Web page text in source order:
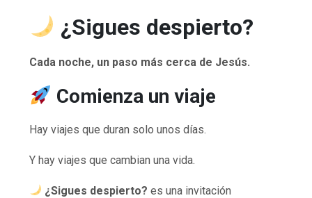
¿Sigues despierto?
Cada noche, un paso más cerca de Jesús.
Comienza un viaje
Hay viajes que duran solo unos días.
Y hay viajes que cambian una vida.
¿Sigues despierto? es una invitación